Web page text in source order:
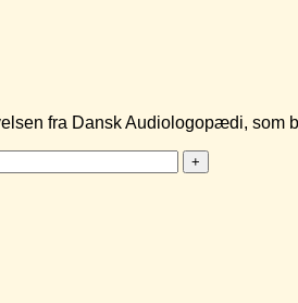
fra Dansk Audiologopædi, som